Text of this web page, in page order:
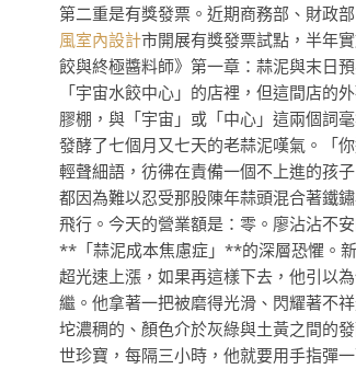
第二重是有獎發票。近期商務部、財政
風室內設計市開展有獎發票試點，半年
餃與終極醬料師》第一章：蒜泥與末日
「宇宙水餃中心」的店裡，但這間店的
膠棚，與「宇宙」或「中心」這兩個詞
發酵了七個月又七天的老蒜泥嘆氣。「
輕聲細語，彷彿在責備一個不上進的孩
都因為難以忍受那股陳年蒜頭混合著鐵
飛行。今天的營業額是：零。廖沾沾不
**「蒜泥成本焦慮症」**的深層恐懼。
超光速上漲，如果再這樣下去，他引以
繼。他拿著一把被磨得光滑、閃耀著不
坨濃稠的、顏色介於灰綠與土黃之間的
世珍寶，每隔三小時，他就要用手指彈